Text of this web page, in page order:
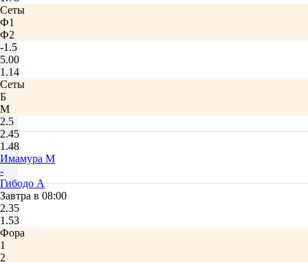
Сеты
Ф1
Ф2
-1.5
5.00
1.14
Сеты
Б
М
2.5
2.45
1.48
Имамура М
-
Гибодо А
Завтра в 08:00
2.35
1.53
Фора
1
2